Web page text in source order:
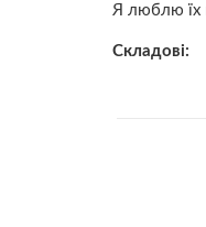
Я люблю їх
Складові: